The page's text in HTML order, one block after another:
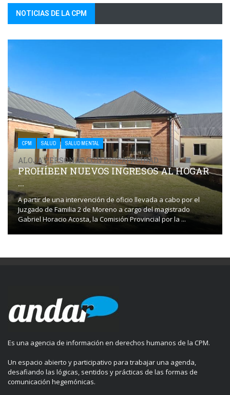
NOTICIAS DE LA CPM
CPM SALUD SALUD MENTAL
ALOJA PERSONAS CON DISCAPACIDAD
PROHÍBEN NUEVOS INGRESOS AL HOGAR
...
A partir de una intervención de oficio llevada a cabo por el
Juzgado de Familia 2 de Moreno a cargo del magistrado
Gabriel Horacio Acosta, la Comisión Provincial por la ...
Es una agencia de información en derechos humanos de la CPM.
Un espacio abierto y participativo para trabajar una agenda,
desafiando las lógicas, sentidos y prácticas de las formas de
comunicación hegemónicas.